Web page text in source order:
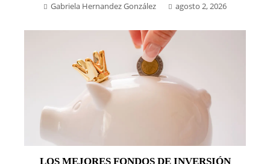
Gabriela Hernandez González agosto 2, 2026
LOS MEJORES FONDOS DE INVERSIÓN